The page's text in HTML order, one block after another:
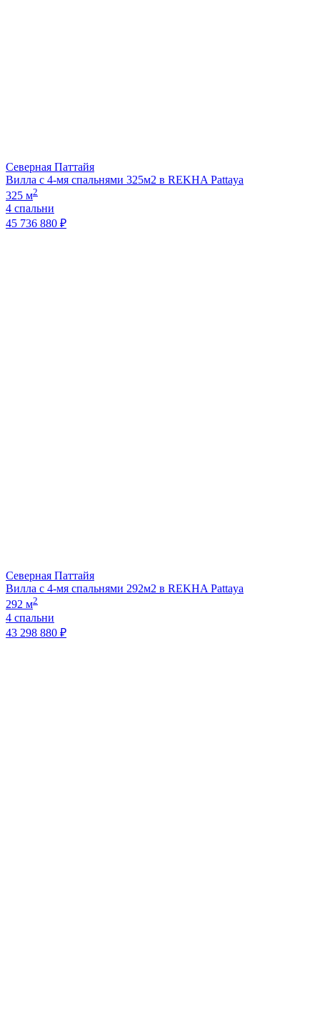
Северная Паттайя
Вилла с 4-мя спальнями 325м2 в REKHA Pattaya
325 м2
4 спальни
45 736 880 ₽
Северная Паттайя
Вилла с 4-мя спальнями 292м2 в REKHA Pattaya
292 м2
4 спальни
43 298 880 ₽